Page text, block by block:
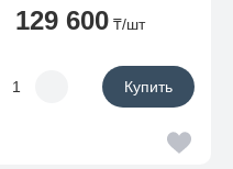
129 600 ₸/шт
Купить